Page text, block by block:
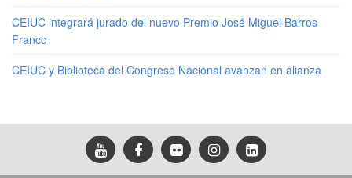
CEIUC integrará jurado del nuevo Premio José Miguel Barros
Franco
CEIUC y Biblioteca del Congreso Nacional avanzan en alianza